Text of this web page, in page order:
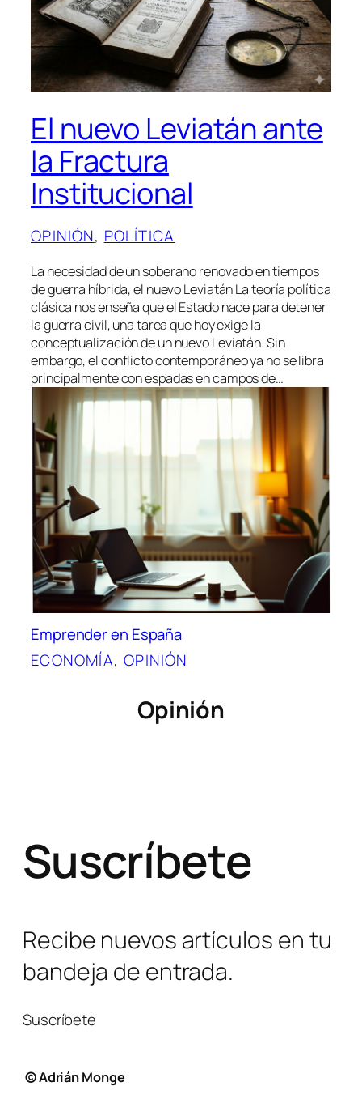
El nuevo Leviatán ante
la Fractura
Institucional
OPINIÓN, POLÍTICA
La necesidad de un soberano renovado en tiempos
de guerra híbrida, el nuevo Leviatán La teoría política
clásica nos enseña que el Estado nace para detener
la guerra civil, una tarea que hoy exige la
conceptualización de un nuevo Leviatán. Sin
embargo, el conflicto contemporáneo ya no se libra
principalmente con espadas en campos de…
Emprender en España
ECONOMÍA, OPINIÓN
Opinión
Suscríbete
Recibe nuevos artículos en tu
bandeja de entrada.
Suscríbete
© Adrián Monge